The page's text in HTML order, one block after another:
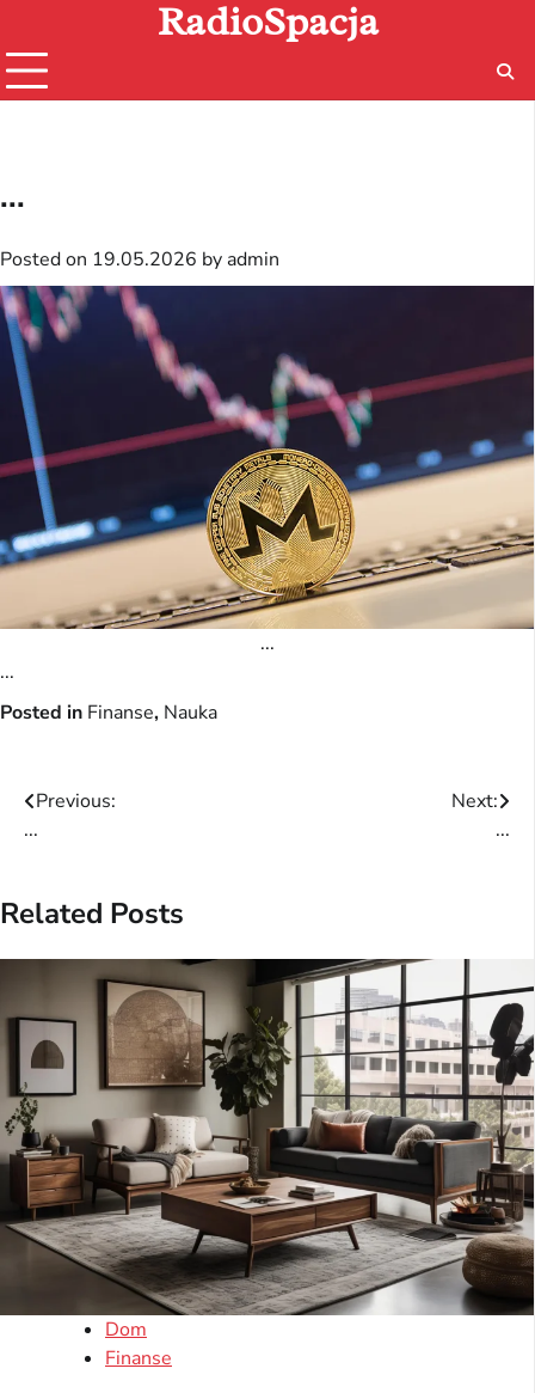
content
RadioSpacja
...
Posted on 19.05.2026 by admin
...
...
Posted in Finanse, Nauka
Post
Previous:
...
Next:
...
Related Posts
Dom
Finanse